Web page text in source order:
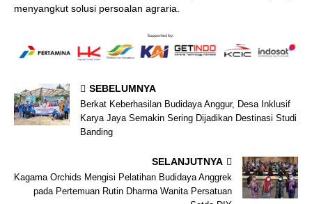
menyangkut solusi persoalan agraria.
SEBELUMNYA
Berkat Keberhasilan Budidaya Anggur, Desa Inklusif
Karya Jaya Semakin Sering Dijadikan Destinasi Studi
Banding
SELANJUTNYA
Kagama Orchids Mengisi Pelatihan Budidaya Anggrek
pada Pertemuan Rutin Dharma Wanita Persatuan